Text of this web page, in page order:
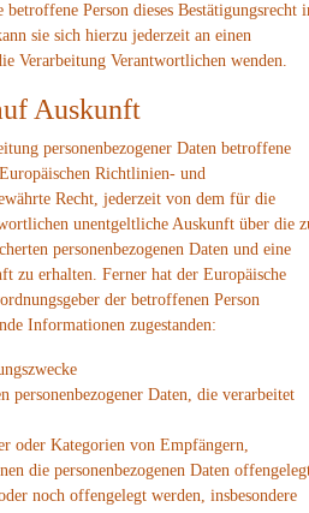
betroffene Person dieses Bestätigungsrecht
sie sich hierzu jederzeit an einen
Verarbeitung Verantwortlichen wenden.
Auskunft
personenbezogener Daten betroffene
Richtlinien- und
Recht, jederzeit von dem für die
unentgeltliche Auskunft über die
personenbezogenen Daten und eine
zu erhalten. Ferner hat der Europäische
der betroffenen Person
Informationen zugestanden:
personenbezogener Daten, die verarbeitet
oder Kategorien von Empfängern,
die personenbezogenen Daten
noch offengelegt werden, insbesondere